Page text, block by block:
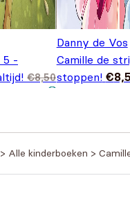
5 -
€8,50
Danny de Vos
Camille de
stoppen! €
> Alle kinderboeken >